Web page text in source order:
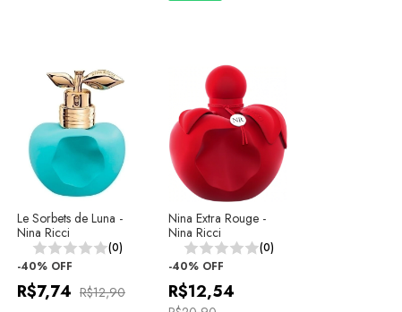
Le Sorbets de Luna -
Nina Ricci
(0)
-40% OFF
R$7,74 R$12,90
Nina Extra Rouge -
Nina Ricci
(0)
-40% OFF
R$12,54